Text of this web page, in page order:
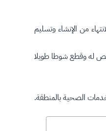
من الإنشاء وتسليم
له وقطع شوطا طويلا
الصحية بالمنطقة.